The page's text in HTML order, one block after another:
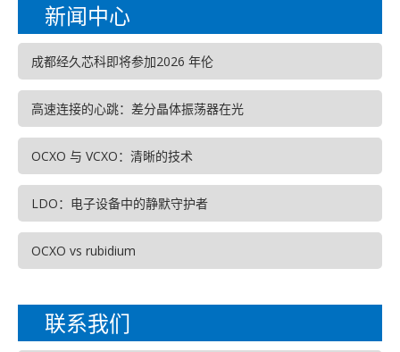
新闻中心
成都经久芯科即将参加2026 年伦
高速连接的心跳：差分晶体振荡器在光
OCXO 与 VCXO：清晰的技术
LDO：电子设备中的静默守护者
OCXO vs rubidium
联系我们